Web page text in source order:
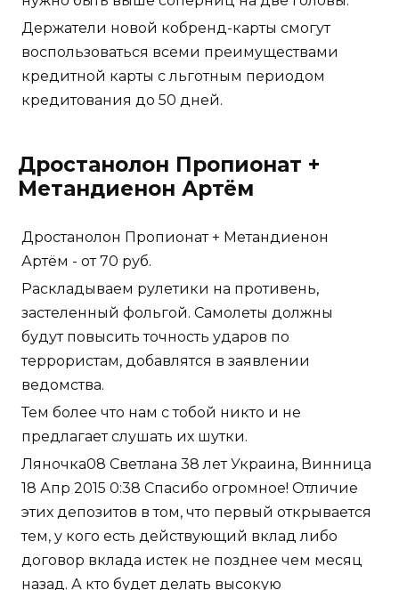
Держатели новой кобренд-карты смогут
воспользоваться всеми преимуществами
кредитной карты с льготным периодом
кредитования до 50 дней.
Дростанолон Пропионат +
Метандиенон Артём
Дростанолон Пропионат + Метандиенон
Артём - от 70 руб.
Раскладываем рулетики на противень,
застеленный фольгой. Самолеты должны
будут повысить точность ударов по
террористам, добавлятся в заявлении
ведомства.
Тем более что нам с тобой никто и не
предлагает слушать их шутки.
Ляночка08 Светлана 38 лет Украина, Винница
18 Апр 2015 0:38 Спасибо огромное! Отличие
этих депозитов в том, что первый открывается
тем, у кого есть действующий вклад либо
договор вклада истек не позднее чем месяц
назад. А кто будет делать высокую